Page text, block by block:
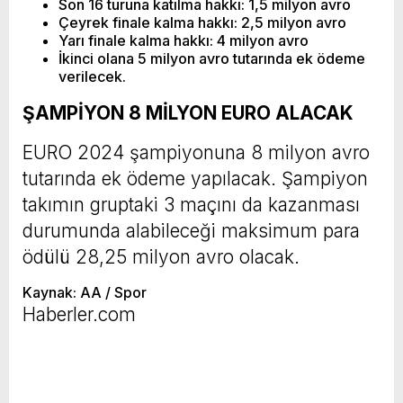
Son 16 turuna katılma hakkı: 1,5 milyon avro
Çeyrek finale kalma hakkı: 2,5 milyon avro
Yarı finale kalma hakkı: 4 milyon avro
İkinci olana 5 milyon avro tutarında ek ödeme
verilecek.
ŞAMPİYON 8 MİLYON EURO ALACAK
EURO 2024 şampiyonuna 8 milyon avro
tutarında ek ödeme yapılacak. Şampiyon
takımın gruptaki 3 maçını da kazanması
durumunda alabileceği maksimum para
ödülü 28,25 milyon avro olacak.
Kaynak: AA / Spor
Haberler.com